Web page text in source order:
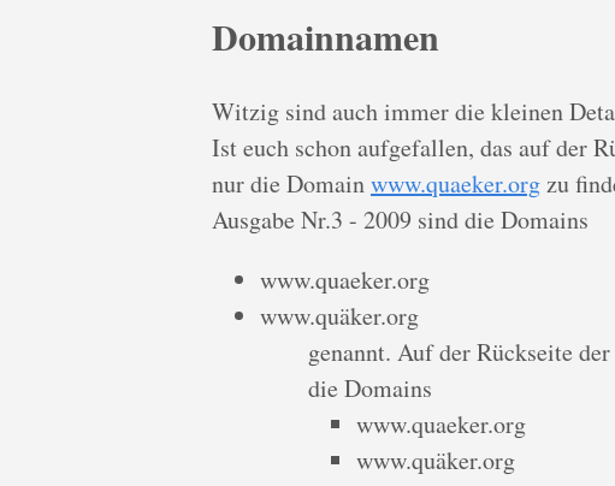
Domainnamen
Witzig sind auch immer die kleinen
Ist euch schon aufgefallen, das auf der
nur die Domainwww.quaeker.orgzu
Ausgabe Nr.3 - 2009 sind die Domains
www.quaeker.org
www.quäker.org
genannt. Auf der Rückseite
die Domains
www.quaeker.org
www.quäker.org